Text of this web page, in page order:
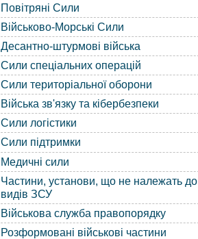
Повітряні Сили
Військово-Морські Сили
Десантно-штурмові війська
Сили спеціальних операцій
Сили територіальної оборони
Війська зв'язку та кібербезпеки
Сили логістики
Сили підтримки
Медичні сили
Частини, установи, що не належать до
видів ЗСУ
Військова служба правопорядку
Розформовані військові частини